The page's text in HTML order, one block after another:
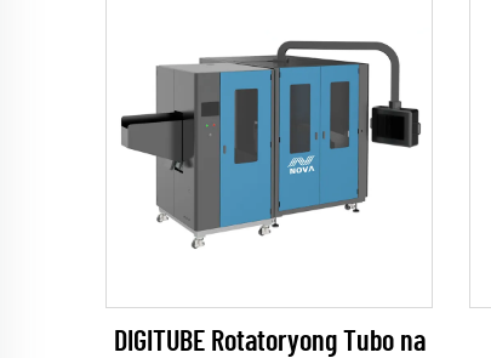
DIGITUBE Rotatoryong Tubo na